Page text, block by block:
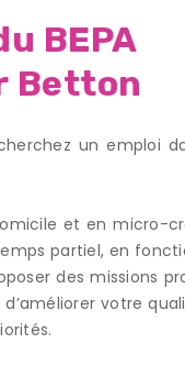
BEPA
Betton
un emploi
et en micro-
partiel, en
des missions
votre